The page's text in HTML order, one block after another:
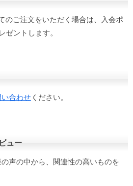
のご注文をいただく場合は、入会ポ
ゼントします。
合わせ ください。
ュー
声の中から、関連性の高いものを